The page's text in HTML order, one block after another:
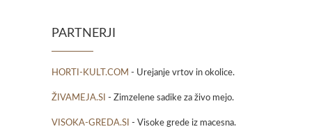
PARTNERJI
HORTI-KULT.COM - Urejanje vrtov in okolice.
ŽIVAMEJA.SI - Zimzelene sadike za živo mejo.
VISOKA-GREDA.SI - Visoke grede iz macesna.